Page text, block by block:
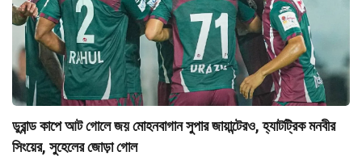
ডুরান্ড কাপে আট গোলে জয় মোহনবাগান সুপার জায়ান্টেরও, হ্যাটট্রিক মনবীর
সিংয়ের, সুহেলের জোড়া গোল